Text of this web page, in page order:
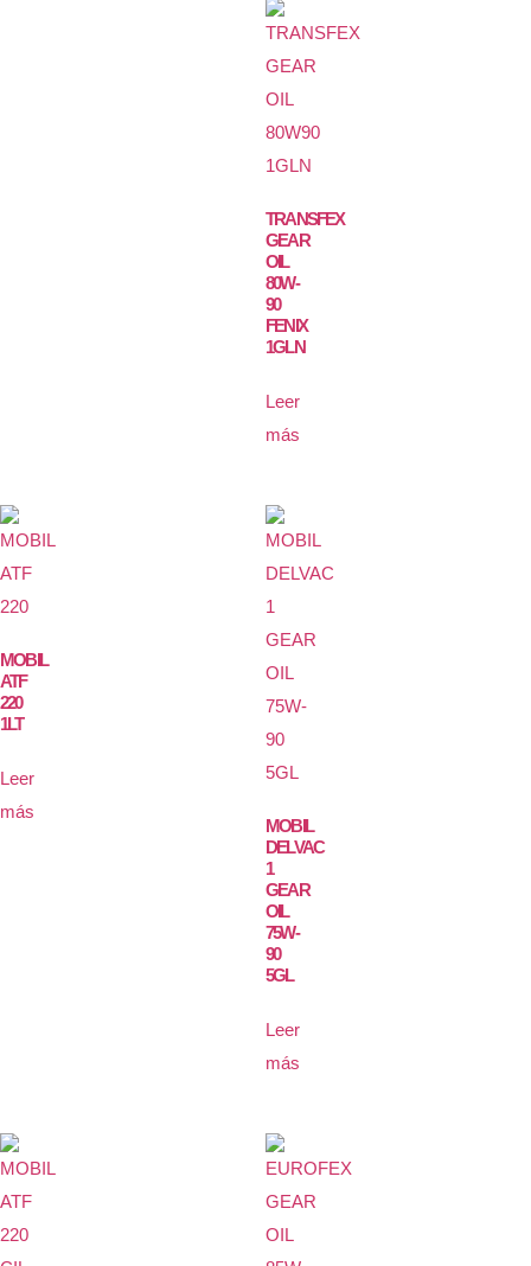
TRANSFEX
GEAR
OIL
80W-
90
FENIX
1GLN
Leer
más
MOBIL
ATF
220
1LT
Leer
más
MOBIL
DELVAC
1
GEAR
OIL
75W-
90
5GL
Leer
más